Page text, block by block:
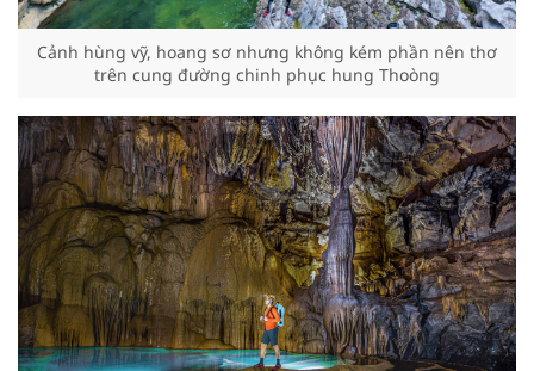
Cảnh hùng vỹ, hoang sơ nhưng không kém phần nên thơ
trên cung đường chinh phục hung Thoòng